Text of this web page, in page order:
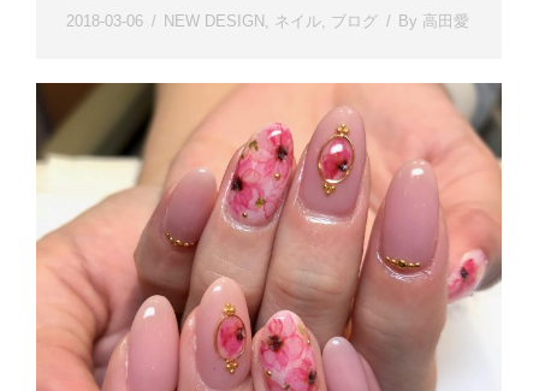
2018-03-06 NEW DESIGN ネイル ブログ By 高田愛